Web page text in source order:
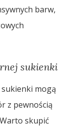
barw,
sukienki
mogą
z pewnością
skupić